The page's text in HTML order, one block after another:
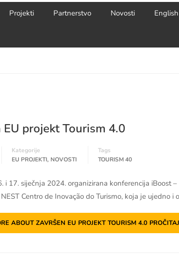
Projekti Partnerstvo Novosti English
EU projekt Tourism 4.0
Kategorije
EU PROJEKTI, NOVOSTI
Tags
TOURISM 40
i 17. siječnja 2024. organizirana konferencija iBoost
Centro de Inovação do Turismo, koja je ujedno i
ABOUT ZAVRŠEN EU PROJEKT TOURISM 4.0